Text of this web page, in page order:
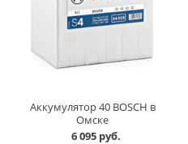
Аккумулятор 40 BOSCH в
Омске
6 095 руб.